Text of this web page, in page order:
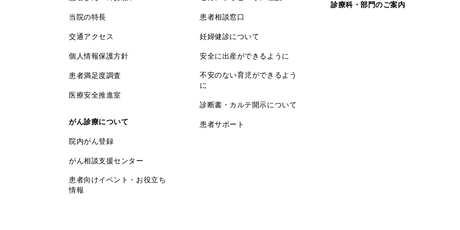
当院の特長
交通アクセス
個人情報保護方針
患者満足度調査
医療安全推進室
がん診療について
院内がん登録
がん相談支援センター
患者向けイベント・お役立ち
情報
患者相談窓口
妊婦健診について
安全に出産ができるように
不安のない育児ができるよう
に
診断書・カルテ開示について
患者サポート
診療科・部門のご案内